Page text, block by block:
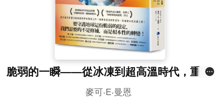
脆弱的一瞬——從冰凍到超高溫時代，重返
45億年氣候史，直指人類百年的存亡危機
麥可‧E‧曼恩